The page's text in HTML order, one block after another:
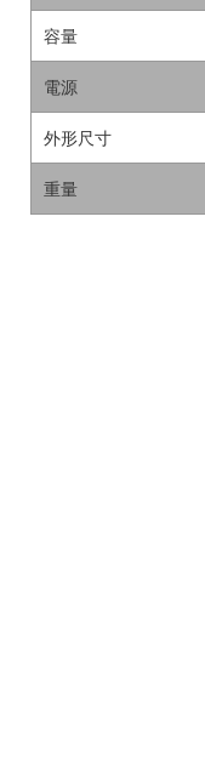
容量
電源
外形尺寸
重量